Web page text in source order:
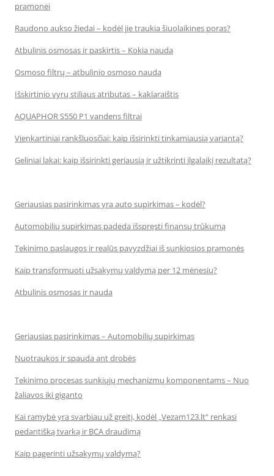
pramonei
Raudono aukso žiedai – kodėl jie traukia šiuolaikines poras?
Atbulinis osmosas ir paskirtis – Kokia nauda
Osmoso filtrų – atbulinio osmoso nauda
Išskirtinio vyrų stiliaus atributas – kaklaraištis
AQUAPHOR S550 P1 vandens filtrai
Vienkartiniai rankšluosčiai: kaip išsirinkti tinkamiausią variantą?
Geliniai lakai: kaip išsirinkti geriausią ir užtikrinti ilgalaikį rezultatą?
Geriausias pasirinkimas yra auto supirkimas – kodėl?
Automobilių supirkimas padeda išspręsti finansų trūkumą
Tekinimo paslaugos ir realūs pavyzdžiai iš sunkiosios pramonės
Kaip transformuoti užsakymų valdymą per 12 mėnesių?
Atbulinis osmosas ir nauda
Geriausias pasirinkimas – Automobilių supirkimas
Nuotraukos ir spauda ant drobės
Tekinimo procesas sunkiųjų mechanizmų komponentams – Nuo
žaliavos iki giganto
Kai ramybė yra svarbiau už greitį, kodėl „Vezam123.lt“ renkasi
pedantišką tvarką ir BCA draudimą
Kaip pagerinti užsakymų valdymą?